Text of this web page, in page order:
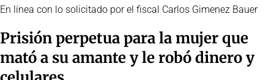
En línea con lo solicitado por el fiscal Carlos Gimenez Bauer
Prisión perpetua para la mujer que
mató a su amante y le robó dinero y